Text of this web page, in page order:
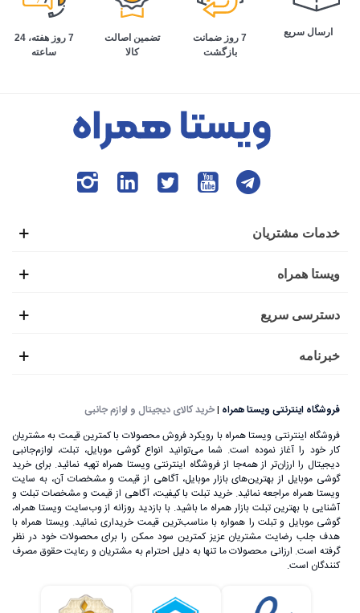
ارسال سریع
7 روز ضمانت
بازگشت
تضمین اصالت
کالا
7 روز هفته، 24
ساعته
خدمات مشتریان
ویستا همراه
دسترسی سریع
خبرنامه
فروشگاه اینترنتی ویستا همراه |خرید کالای دیجیتال و لوازم جانبی
فروشگاه اینترنتی ویستا همراه با رویکرد فروش محصولات با کمترین قیمت به مشتریان
کار خود را آغاز نموده است. شما می‌توانید انواع گوشی موبایل، تبلت، لوازم‌جانبی
دیجیتال را ارزان‌تر از همه‌جا از فروشگاه اینترنتی ویستا همراه تهیه نمائید. برای خرید
گوشی موبایل از بهترین‌های بازار موبایل، آگاهی از قیمت و مشخصات آن، به ‌سایت
ویستا همراه مراجعه نمائید. خرید تبلت با کیفیت، آگاهی از قیمت و مشخصات تبلت و
آشنایی با بهترین تبلت بازار همراه ما باشید. با بازدید روزانه از وب‌سایت ویستا همراه،
گوشی موبایل و تبلت را همواره با مناسب‌ترین قیمت خریداری نمائید. ویستا همراه با
هدف جلب رضایت مشتریان عزیز کمترین سود ممکن را برای محصولات خود در نظر
گرفته است. ارزانی محصولات ما تنها به دلیل احترام به مشتریان و رعایت حقوق مصرف
کنندگان است.